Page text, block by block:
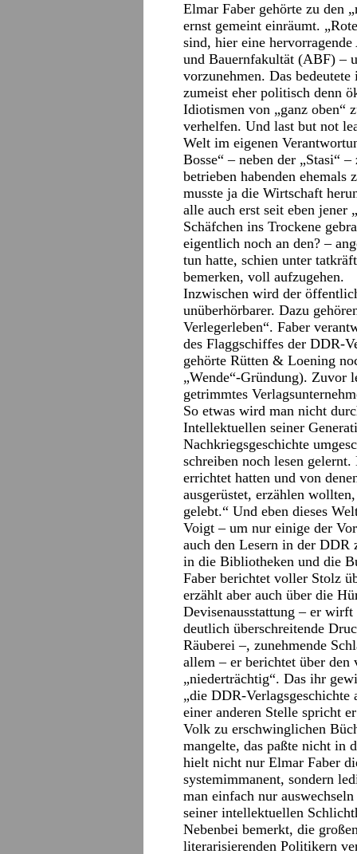
Elmar Faber gehörte zu den
ernst gemeint einräumt.
sind, hier eine
und Bauernfakultät (ABF) –
vorzunehmen. Das
zumeist eher politisch denn
Idiotismen von „ganz oben“
verhelfen. Und last but not
Welt im eigenen
Bosse“ – neben der „Stasi“
betrieben habenden ehemals
musste ja die Wirtschaft
alle auch erst seit eben jener
Schäfchen ins Trockene
eigentlich noch an den? –
tun hatte, schien unter
bemerken, voll aufzugehen.
Inzwischen wird der
unüberhörbarer. Dazu
Verlegerleben“. Faber
des Flaggschiffes der DDR-
gehörte Rütten & Loening
„Wende“-Gründung). Zuvor
getrimmtes
So etwas wird man nicht
Intellektuellen seiner
Nachkriegsgeschichte
schreiben noch lesen
errichtet hatten und von
ausgerüstet, erzählen
gelebt.“ Und eben dieses
Voigt – um nur einige der
auch den Lesern in der DDR
in die Bibliotheken und die
Faber berichtet voller Stolz
erzählt aber auch über die
Devisenausstattung – er
deutlich überschreitende
Räuberei –, zunehmende
allem – er berichtet über den
„niederträchtig“. Das ihr
„die DDR-Verlagsgeschichte
einer anderen Stelle spricht
Volk zu erschwinglichen
mangelte, das paßte nicht in
hielt nicht nur Elmar Faber
systemimmanent, sondern
man einfach nur
seiner intellektuellen
Nebenbei bemerkt, die
literarisierenden Politikern